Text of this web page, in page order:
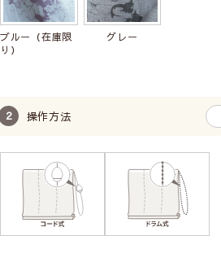
シングルシェード【ドラム式】
ボールチェーン操作で昇降
操作が軽い
ブルー（在庫限
り）
グレー
操作方法